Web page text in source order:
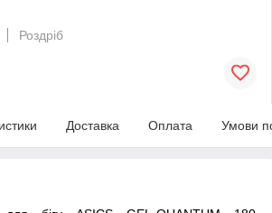
Роздріб
Доставка Оплата Умови